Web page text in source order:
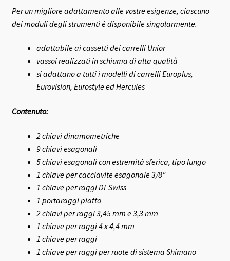
Per un migliore adattamento alle vostre esigenze, ciascuno
dei moduli degli strumenti è disponibile singolarmente.
adattabile ai cassetti dei carrelli Unior
vassoi realizzati in schiuma di alta qualità
si adattano a tutti i modelli di carrelli Europlus,
Eurovision, Eurostyle ed Hercules
Contenuto:
2 chiavi dinamometriche
9 chiavi esagonali
5 chiavi esagonali con estremità sferica, tipo lungo
1 chiave per cacciavite esagonale 3/8″
1 chiave per raggi DT Swiss
1 portaraggi piatto
2 chiavi per raggi 3,45 mm e 3,3 mm
1 chiave per raggi 4 x 4,4 mm
1 chiave per raggi
1 chiave per raggi per ruote di sistema Shimano